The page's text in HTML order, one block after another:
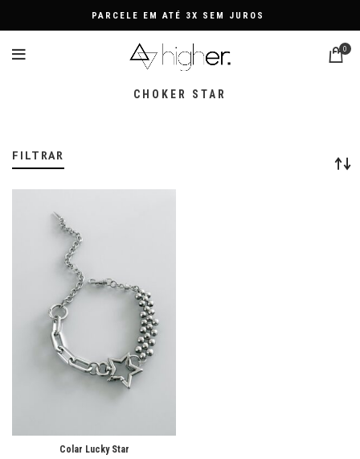
PARCELE EM ATÉ 3X SEM JUROS
0
CHOKER STAR
FILTRAR
Colar Lucky Star